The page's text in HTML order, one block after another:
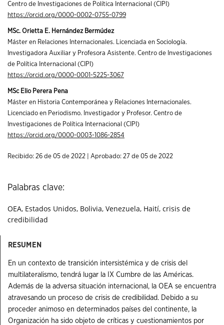
Centro de Investigaciones de Política Internacional (CIPI)
https://orcid.org/0000-0002-0755-0799
MSc. Orietta E. Hernández Bermúdez
Máster en Relaciones Internacionales. Licenciada en Sociología.
Investigadora Auxiliar y Profesora Asistente. Centro de Investigaciones
de Política Internacional (CIPI)
https://orcid.org/0000-0001-5225-3067
MSc Elio Perera Pena
Máster en Historia Contemporánea y Relaciones Internacionales.
Licenciado en Periodismo. Investigador y Profesor. Centro de
Investigaciones de Política Internacional (CIPI)
https://orcid.org/0000-0003-1086-2854
Recibido: 26 de 05 de 2022 | Aprobado: 27 de 05 de 2022
Palabras clave:
OEA, Estados Unidos, Bolivia, Venezuela, Haití, crisis de
credibilidad
RESUMEN
En un contexto de transición intersistémica y de crisis del
multilateralismo, tendrá lugar la IX Cumbre de las Américas.
Además de la adversa situación internacional, la OEA se encuentra
atravesando un proceso de crisis de credibilidad. Debido a su
proceder animoso en determinados países del continente, la
Organización ha sido objeto de críticas y cuestionamientos por